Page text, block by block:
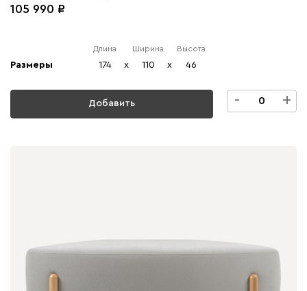
105 990
Размеры
Длина
174 x
Ширина
110 x
Высота
46
Добавить - +